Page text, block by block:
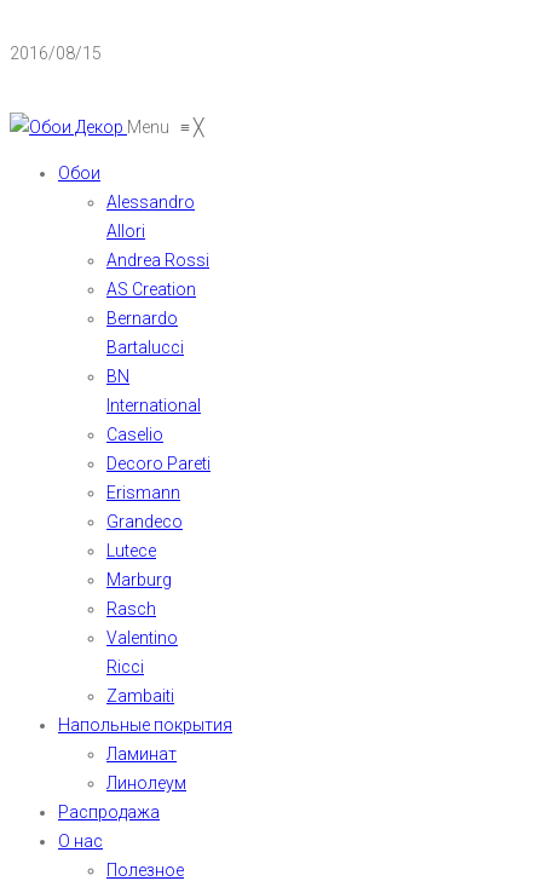
2016/08/15
Menu ≡╳
Обои
Alessandro
Allori
Andrea Rossi
AS Creation
Bernardo
Bartalucci
BN
International
Caselio
Decoro Pareti
Erismann
Grandeco
Lutece
Marburg
Rasch
Valentino
Ricci
Zambaiti
Напольные покрытия
Ламинат
Линолеум
Распродажа
О нас
Полезное